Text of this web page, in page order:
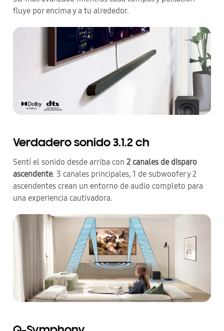
fluye por encima y a tu alrededor.
Verdadero sonido 3.1.2 ch
Sentí el sonido desde arriba con 2 canales de disparo
ascendente. 3 canales principales, 1 de subwoofer y 2
ascendentes crean un entorno de audio completo para
una experiencia cautivadora.